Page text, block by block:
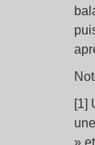
[1]